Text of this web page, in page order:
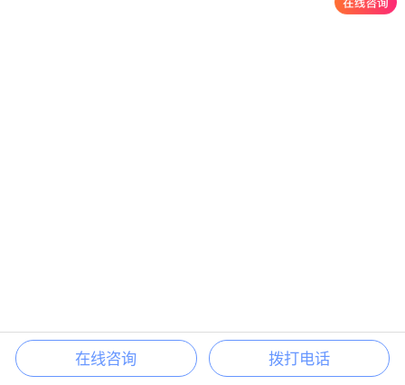
在线咨询 拨打电话